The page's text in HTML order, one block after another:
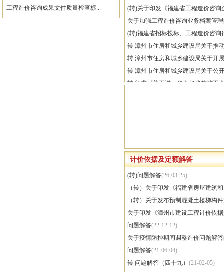
工程造价咨询成果文件质量检查标...
漳州市工程造价咨询分支机构注册...
(转)关于印发《福建省工程造价咨
关于加强工程造价咨询业务档案管
(转)福建省招标投标、工程造价咨询
转 漳州市住房和城乡建设局关于推
转 漳州市住房和城乡建设局关于开
转 漳州市住房和城乡建设局关于公
转 征求《关于进一步做好建筑施工
计价依据及定额解答
(转)问题解答(26-03-25)
（转）关于印发《福建省房屋建筑
（转）关于发布预制混凝土楼梯构
关于印发《漳州市建设工程计价依
问题解答(22-12-12)
关于疫情防控期间调整造价问题解
问题解答(21-06-04)
转 问题解答（四十九） (21-02-05)